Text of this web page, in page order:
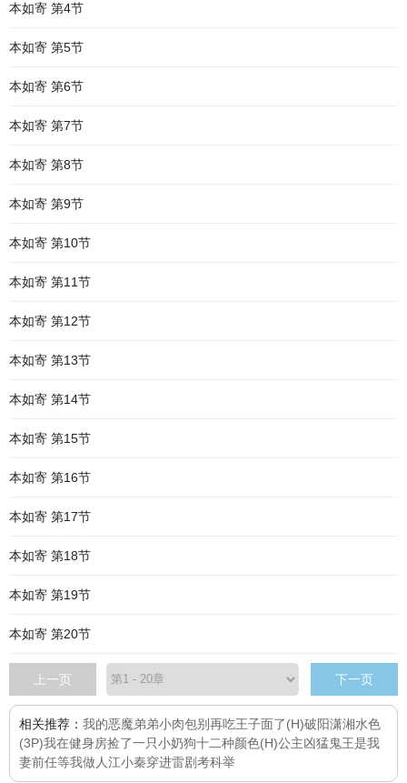
本如寄 第4节
本如寄 第5节
本如寄 第6节
本如寄 第7节
本如寄 第8节
本如寄 第9节
本如寄 第10节
本如寄 第11节
本如寄 第12节
本如寄 第13节
本如寄 第14节
本如寄 第15节
本如寄 第16节
本如寄 第17节
本如寄 第18节
本如寄 第19节
本如寄 第20节
上一页 下一页
相关推荐： 我的恶魔弟弟小肉包别再吃王子面了(H)破阳潇湘水色
(3P)我在健身房捡了一只小奶狗十二种颜色(H)公主凶猛鬼王是我
妻前任等我做人江小秦穿进雷剧考科举